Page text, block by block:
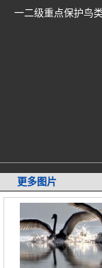
一二级重点保护鸟
更多图片